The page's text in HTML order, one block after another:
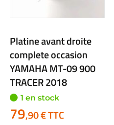
Platine avant droite
complete occasion
YAMAHA MT-09 900
TRACER 2018
1 en stock
79,90 € TTC